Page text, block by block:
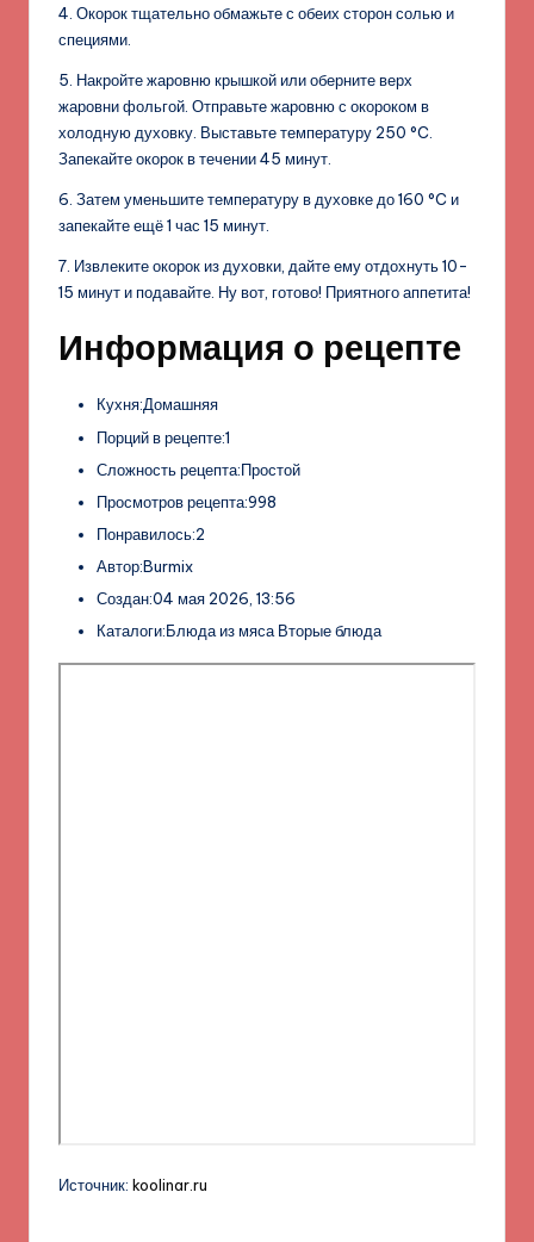
4. Окорок тщательно обмажьте с обеих сторон солью и
специями.
5. Накройте жаровню крышкой или оберните верх
жаровни фольгой. Отправьте жаровню с окороком в
холодную духовку. Выставьте температуру 250 °C.
Запекайте окорок в течении 45 минут.
6. Затем уменьшите температуру в духовке до 160 °C и
запекайте ещё 1 час 15 минут.
7. Извлеките окорок из духовки, дайте ему отдохнуть 10-
15 минут и подавайте. Ну вот, готово! Приятного аппетита!
Информация о рецепте
Кухня:Домашняя
Порций в рецепте:1
Сложность рецепта:Простой
Просмотров рецепта:998
Понравилось:2
Автор:Burmix
Создан:04 мая 2026, 13:56
Каталоги:Блюда из мяса Вторые блюда
Источник: koolinar.ru